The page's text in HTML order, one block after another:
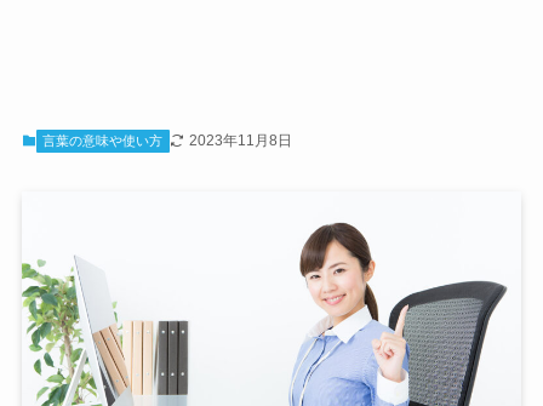
言葉の意味や使い方 2023年11月8日